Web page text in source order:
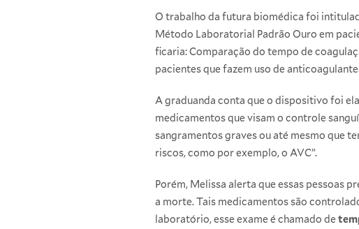
O trabalho da futura biomédica foi
Método Laboratorial Padrão Ouro em
ficaria: Comparação do tempo de
pacientes que fazem uso de
A graduanda conta que o dispositivo foi
medicamentos que visam o controle
sangramentos graves ou até mesmo que
riscos, como por exemplo, o AVC”.
Porém, Melissa alerta que essas pessoas
a morte. Tais medicamentos são
laboratório, esse exame é chamado de